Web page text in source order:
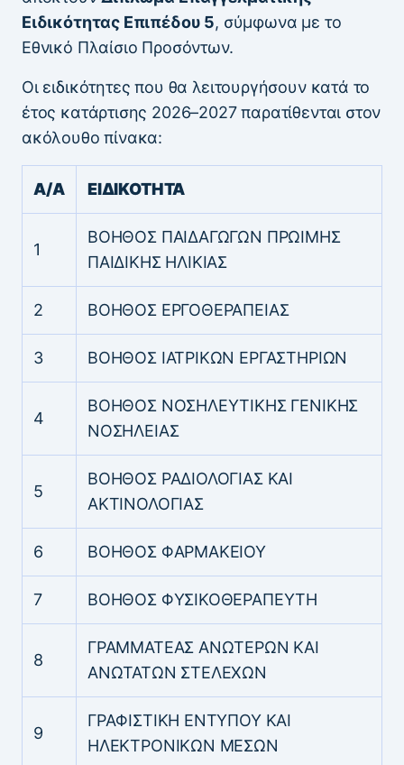
Ειδικότητας Επιπέδου 5, σύμφωνα με το
Εθνικό Πλαίσιο Προσόντων.
Οι ειδικότητες που θα λειτουργήσουν κατά το
έτος κατάρτισης 2026–2027 παρατίθενται στον
ακόλουθο πίνακα:
Α/Α ΕΙΔΙΚΟΤΗΤΑ
1
ΒΟΗΘΟΣ ΠΑΙΔΑΓΩΓΩΝ ΠΡΩΙΜΗΣ
ΠΑΙΔΙΚΗΣ ΗΛΙΚΙΑΣ
2 ΒΟΗΘΟΣ ΕΡΓΟΘΕΡΑΠΕΙΑΣ
3 ΒΟΗΘΟΣ ΙΑΤΡΙΚΩΝ ΕΡΓΑΣΤΗΡΙΩΝ
4
ΒΟΗΘΟΣ ΝΟΣΗΛΕΥΤΙΚΗΣ ΓΕΝΙΚΗΣ
ΝΟΣΗΛΕΙΑΣ
5
ΒΟΗΘΟΣ ΡΑΔΙΟΛΟΓΙΑΣ ΚΑΙ
ΑΚΤΙΝΟΛΟΓΙΑΣ
6 ΒΟΗΘΟΣ ΦΑΡΜΑΚΕΙΟΥ
7 ΒΟΗΘΟΣ ΦΥΣΙΚΟΘΕΡΑΠΕΥΤΗ
8
ΓΡΑΜΜΑΤΕΑΣ ΑΝΩΤΕΡΩΝ ΚΑΙ
ΑΝΩΤΑΤΩΝ ΣΤΕΛΕΧΩΝ
9
ΓΡΑΦΙΣΤΙΚΗ ΕΝΤΥΠΟΥ ΚΑΙ
ΗΛΕΚΤΡΟΝΙΚΩΝ ΜΕΣΩΝ